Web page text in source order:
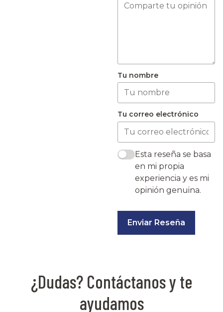
Tu nombre
Tu correo electrónico
Esta reseña se basa
en mi propia
experiencia y es mi
opinión genuina.
Enviar Reseña
¿Dudas? Contáctanos y te
ayudamos